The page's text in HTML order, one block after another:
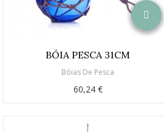
BÓIA PESCA 31CM
Bóias De Pesca
60,24 €